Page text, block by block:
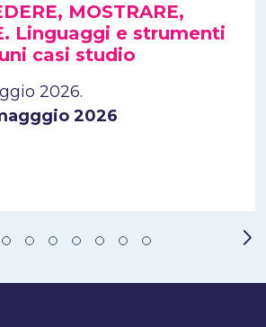
MOSTRARE,
Linguaggi e strumenti
casi studio
2026.
2026